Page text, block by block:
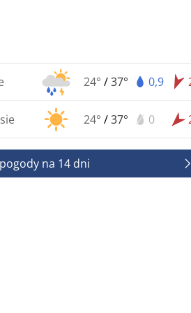
24° /37° 0,9
24° /37° 0
na 14 dni